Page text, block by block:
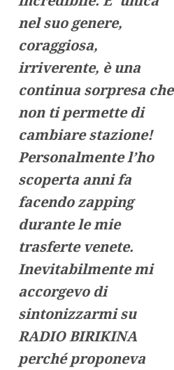
nel suo genere,
coraggiosa,
irriverente, è una
continua sorpresa che
non ti permette di
cambiare stazione!
Personalmente l’ho
scoperta anni fa
facendo zapping
durante le mie
trasferte venete.
Inevitabilmente mi
accorgevo di
sintonizzarmi su
RADIO BIRIKINA
perché proponeva